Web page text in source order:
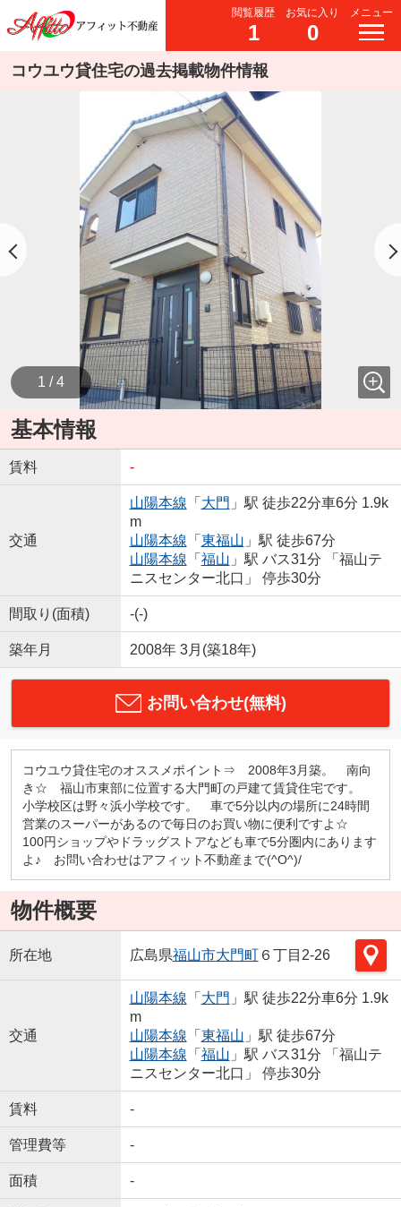
閲覧履歴
1
お気に入り
0
メニュー
コウユウ貸住宅の過去掲載物件情報
1 / 4
基本情報
賃料 -
交通
山陽本線 「 大門 」駅 徒歩22分車6分 1.9k
m
山陽本線 「 東福山 」駅 徒歩67分
山陽本線 「 福山 」駅 バス31分 「福山テ
ニスセンター北口」 停歩30分
間取り(面積) -(-)
築年月 2008年 3月(築18年)
お問い合わせ(無料)
コウユウ貸住宅のオススメポイント⇒ 2008年3月築。 南向
き☆ 福山市東部に位置する大門町の戸建て賃貸住宅です。
小学校区は野々浜小学校です。 車で5分以内の場所に24時間
営業のスーパーがあるので毎日のお買い物に便利ですよ☆
100円ショップやドラッグストアなども車で5分圏内にあります
よ♪ お問い合わせはアフィット不動産まで(^O^)/
物件概要
所在地 広島県福山市大門町６丁目2-26
交通
山陽本線 「 大門 」駅 徒歩22分車6分 1.9k
m
山陽本線 「 東福山 」駅 徒歩67分
山陽本線 「 福山 」駅 バス31分 「福山テ
ニスセンター北口」 停歩30分
賃料 -
管理費等 -
面積 -